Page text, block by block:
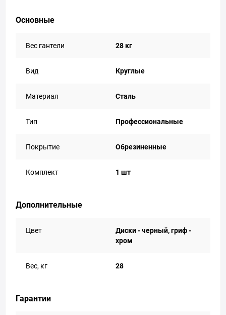
Основные
Вес гантели 28 кг
Вид Круглые
Материал Сталь
Тип Профессиональные
Покрытие Обрезиненные
Комплект 1 шт
Дополнительные
Цвет
Диски - черный, гриф -
хром
Вес, кг 28
Гарантии